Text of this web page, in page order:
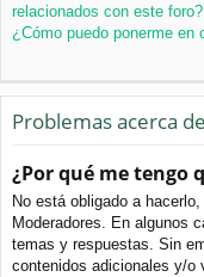
relacionados con este foro?
¿Cómo puedo ponerme en
Problemas acerca
¿Por qué me tengo
No está obligado a
Moderadores. En algunos
temas y respuestas. Sin
contenidos adicionales y/o